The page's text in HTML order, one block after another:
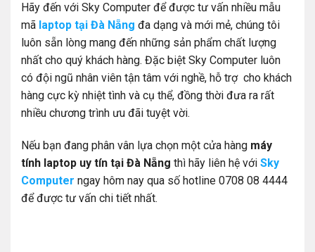
Hãy đến với Sky Computer để được tư vấn nhiều mẫu
mã laptop tại Đà Nẵng đa dạng và mới mẻ, chúng tôi
luôn sẵn lòng mang đến những sản phẩm chất lượng
nhất cho quý khách hàng. Đặc biệt Sky Computer luôn
có đội ngũ nhân viên tận tâm với nghề, hỗ trợ cho khách
hàng cực kỳ nhiệt tình và cụ thể, đồng thời đưa ra rất
nhiều chương trình ưu đãi tuyệt vời.
Nếu bạn đang phân vân lựa chọn một cửa hàng máy
tính laptop uy tín tại Đà Nẵng thì hãy liên hệ với Sky
Computer ngay hôm nay qua số hotline 0708 08 4444
để được tư vấn chi tiết nhất.